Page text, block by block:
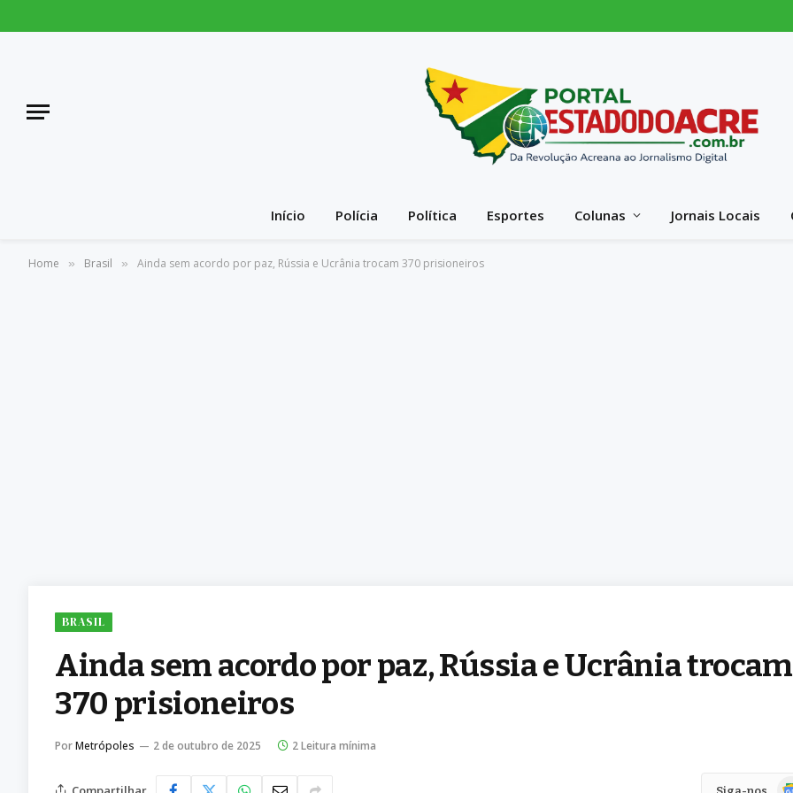
Início Polícia Política Esportes Colunas Jornais Locais
Home » Brasil » Ainda sem acordo por paz, Rússia e Ucrânia trocam 370 prisioneiros
BRASIL
Ainda sem acordo por paz, Rússia e Ucrânia trocam
370 prisioneiros
PorMetrópoles 2 de outubro de 2025 2 Leitura mínima
Siga-nos